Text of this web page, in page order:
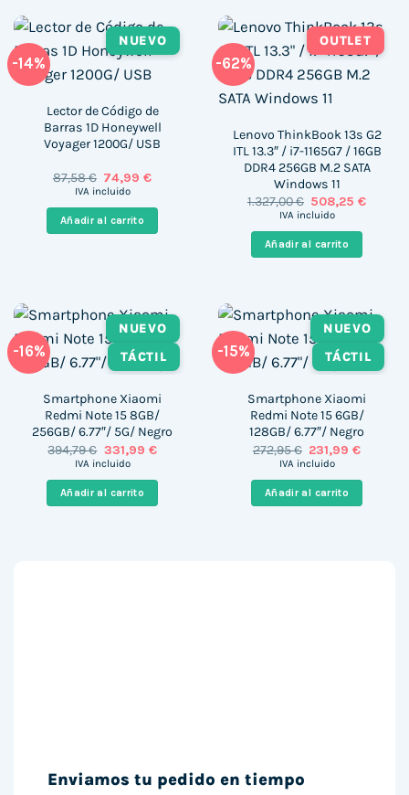
-14%
NUEVO
Lector de Código de
Barras 1D Honeywell
Voyager 1200G/ USB
87,58€ El
precio
era:
87,58 €.
74,99€El
es:
74,99 €.
IVA incluido
Añadir al carrito
-62%
OUTLET
Lenovo ThinkBook 13s G2
ITL 13.3″ / i7-1165G7 / 16GB
DDR4 256GB M.2 SATA
Windows 11
1.327,00€ El
precio
era:
1.327,00 €.
508,25€El
IVA incluido
Añadir al carrito
-16%
NUEVO
TÁCTIL
Smartphone Xiaomi
Redmi Note 15 8GB/
256GB/ 6.77″/ 5G/ Negro
394,79€ El
precio
era:
394,79 €.
331,99 €El
es:
331,99 €.
IVA incluido
Añadir al carrito
-15%
NUEVO
TÁCTIL
Smartphone Xiaomi
Redmi Note 15 6GB/
128GB/ 6.77″/ Negro
272,95€ El
precio
era:
272,95 €.
231,99€El
es:
231,99
IVA incluido
Añadir al carrito
Enviamos tu pedido en tiempo